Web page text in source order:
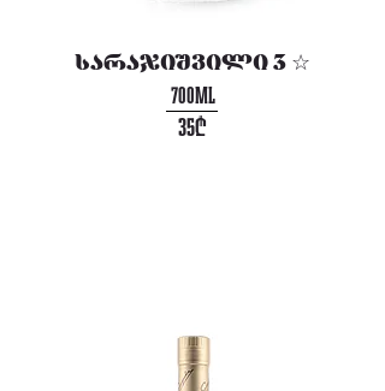
სარაჯიშვილი 3 ☆
35₾
700ML